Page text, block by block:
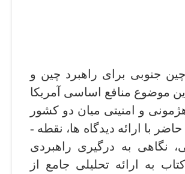
جنوبی برای راهبرد چین و
موضوع منافع اساسی آمریکا
و امنیتی میان دو کشور
آغاز شده ­است را به چالش کشیده است. کتاب حاضر با ارائه دیدگاه ­ها، نقطه ­
نگاهی به درگیری راهبردی
به ارائه تحلیلی جامع از